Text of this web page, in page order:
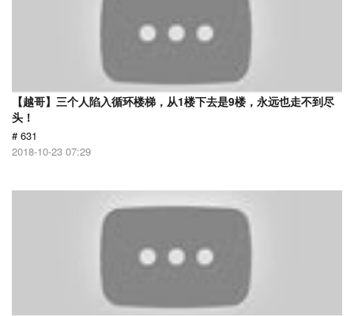
【越哥】三个人陷入循环楼梯，从1楼下去是9楼，永远也走不到尽
头！
# 631
2018-10-23 07:29